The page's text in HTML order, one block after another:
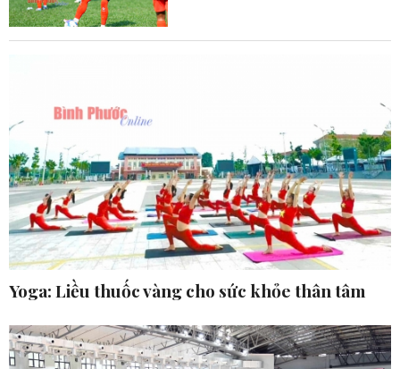
Yoga: Liều thuốc vàng cho sức khỏe thân tâm